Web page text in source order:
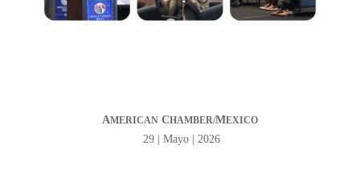
AMERICANCHAMBER/MEXICO
29 | Mayo | 2026